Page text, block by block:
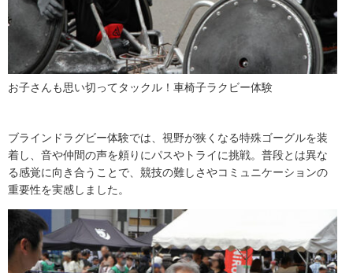
お子さんも思い切ってタックル！車椅子ラクビー体験
ブラインドラグビー体験では、視野が狭くなる特殊ゴーグルを装
着し、音や仲間の声を頼りにパスやトライに挑戦。普段とは異な
る感覚に向き合うことで、競技の難しさやコミュニケーションの
重要性を実感しました。